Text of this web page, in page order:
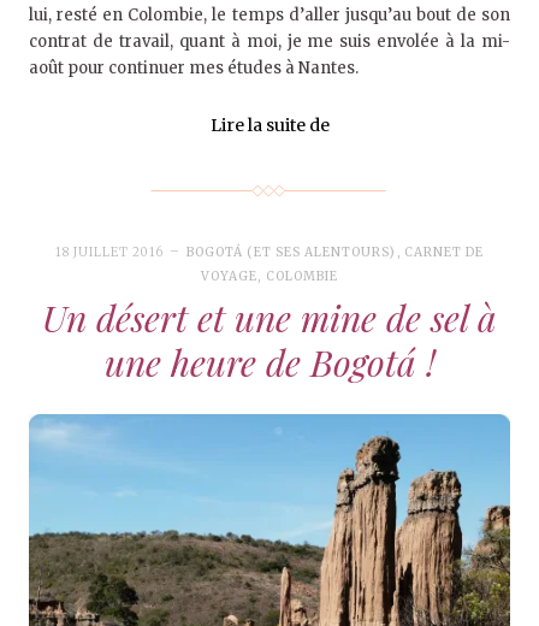
lui, resté en Colombie, le temps d’aller jusqu’au bout de son
contrat de travail, quant à moi, je me suis envolée à la mi-
août pour continuer mes études à Nantes.
Lire la suite de
18 JUILLET 2016 BOGOTÁ (ET SES ALENTOURS) , CARNET DE
VOYAGE, COLOMBIE
Un désert et une mine de sel à
une heure de Bogotá !